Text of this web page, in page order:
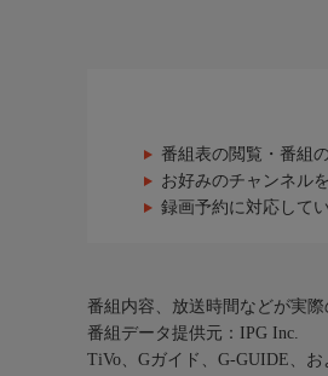
番組表の閲覧・番組
お好みのチャンネル
録画予約に対応して
番組内容、放送時間などが実
番組データ提供元：IPG Inc.
TiVo、Gガイド、G-GUIDE、